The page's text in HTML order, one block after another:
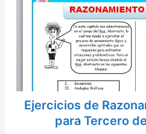
Ejercicios de
para Tercero